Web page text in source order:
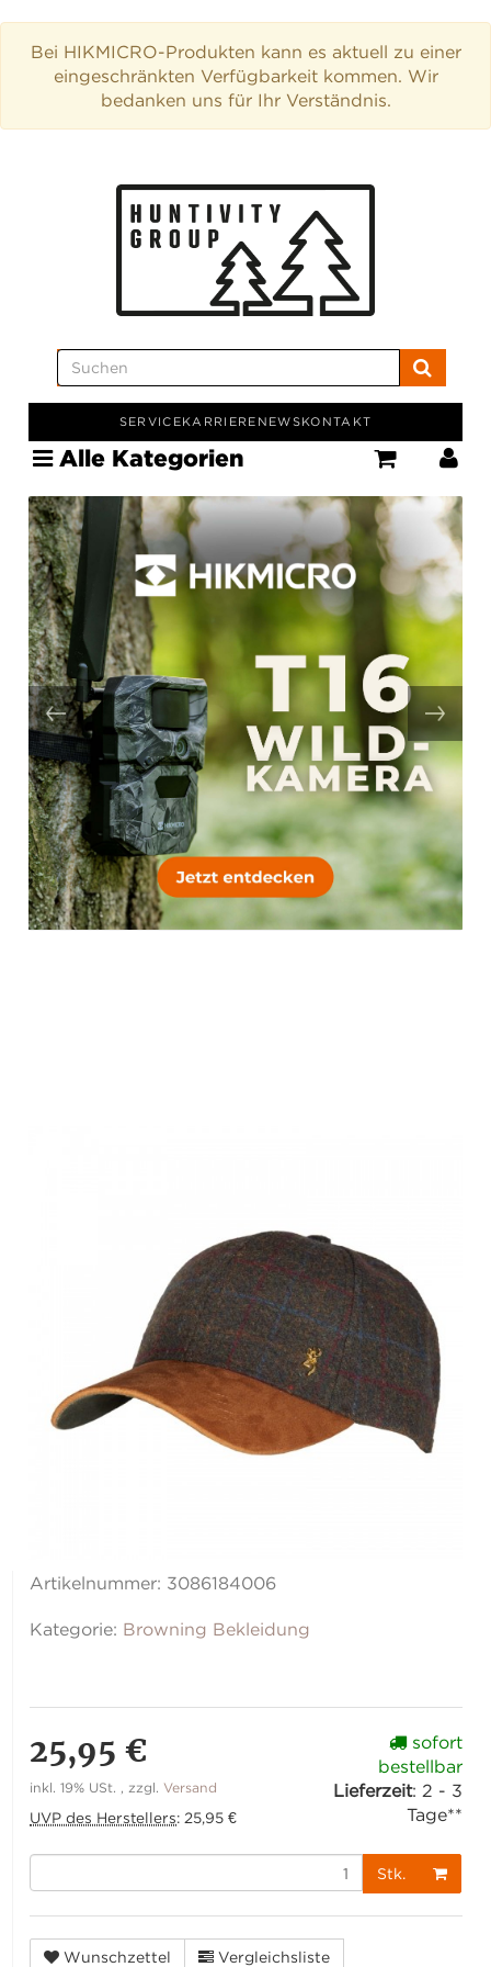
Bei HIKMICRO-Produkten kann es aktuell zu einer
eingeschränkten Verfügbarkeit kommen. Wir
bedanken uns für Ihr Verständnis.
SERVICEKARRIERE NEWSKONTAKT
Alle Kategorien
Artikelnummer: 3086184006
Kategorie: Browning Bekleidung
25,95 €
inkl. 19% USt. , zzgl.Versand
UVP des Herstellers: 25,95 €
sofort
bestellbar
Lieferzeit: 2 - 3
Tage**
Stk.
Wunschzettel Vergleichsliste